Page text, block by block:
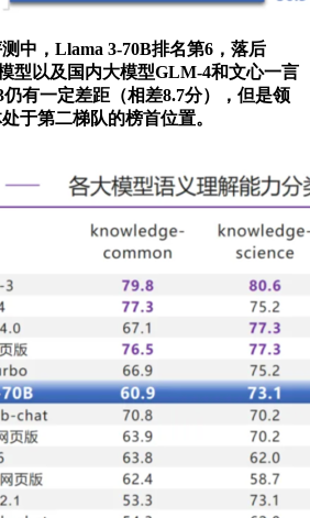
，Llama 3-70B排名第6，落后
型以及国内大模型GLM-4和文心一言
有一定差距（相差8.7分），但是领
于第二梯队的榜首位置。